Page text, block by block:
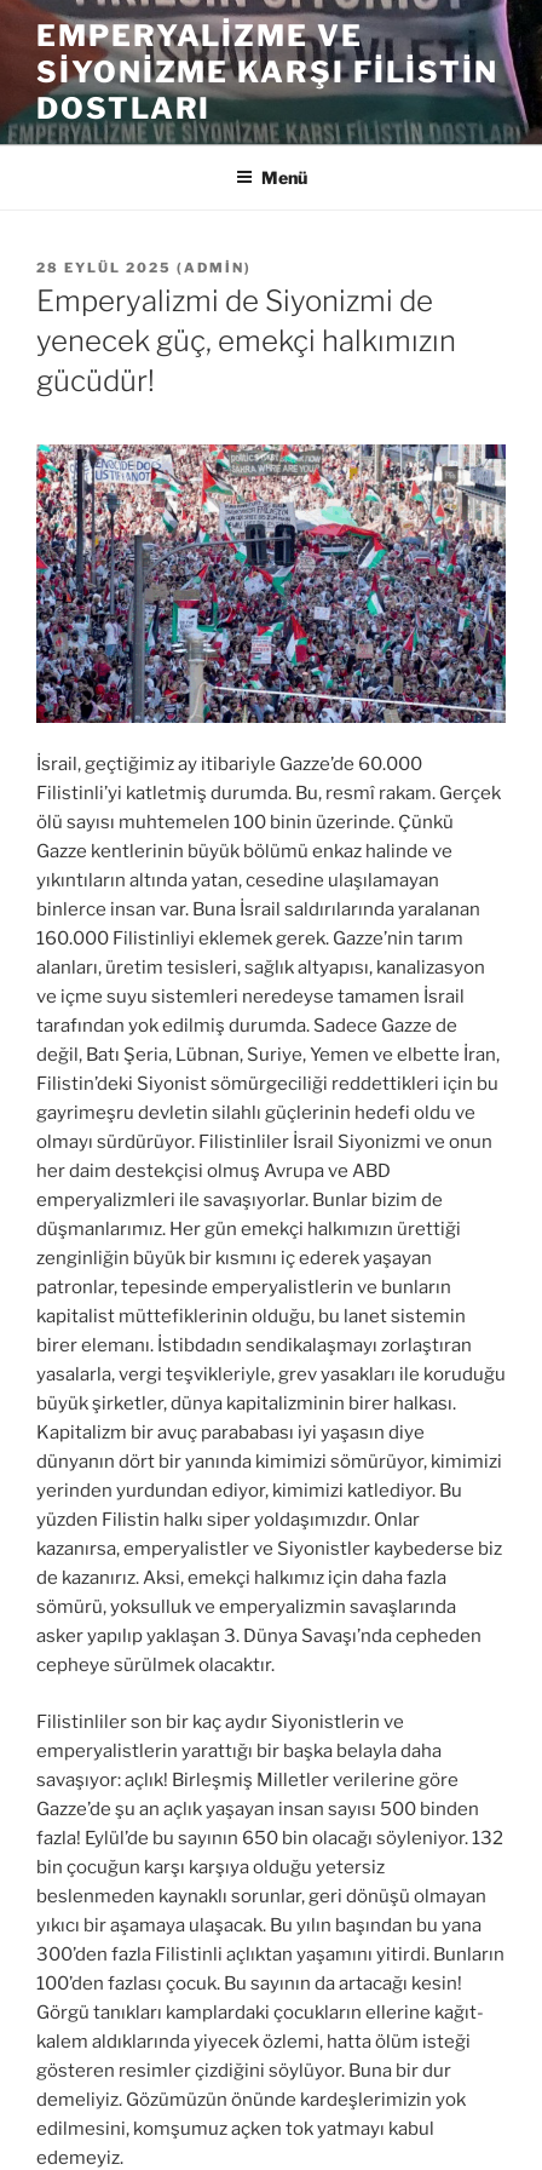
İçeriğe
EMPERYALIZME VE
SIYONIZME KARŞI FILISTIN
DOSTLARI
Menü
YAYIM
TARIHI
28 EYLÜL 2025 ( ADMIN)
Emperyalizmi de Siyonizmi de
yenecek güç, emekçi halkımızın
gücüdür!
İsrail, geçtiğimiz ay itibariyle Gazze’de 60.000
Filistinli’yi katletmiş durumda. Bu, resmî rakam. Gerçek
ölü sayısı muhtemelen 100 binin üzerinde. Çünkü
Gazze kentlerinin büyük bölümü enkaz halinde ve
yıkıntıların altında yatan, cesedine ulaşılamayan
binlerce insan var. Buna İsrail saldırılarında yaralanan
160.000 Filistinliyi eklemek gerek. Gazze’nin tarım
alanları, üretim tesisleri, sağlık altyapısı, kanalizasyon
ve içme suyu sistemleri neredeyse tamamen İsrail
tarafından yok edilmiş durumda. Sadece Gazze de
değil, Batı Şeria, Lübnan, Suriye, Yemen ve elbette İran,
Filistin’deki Siyonist sömürgeciliği reddettikleri için bu
gayrimeşru devletin silahlı güçlerinin hedefi oldu ve
olmayı sürdürüyor. Filistinliler İsrail Siyonizmi ve onun
her daim destekçisi olmuş Avrupa ve ABD
emperyalizmleri ile savaşıyorlar. Bunlar bizim de
düşmanlarımız. Her gün emekçi halkımızın ürettiği
zenginliğin büyük bir kısmını iç ederek yaşayan
patronlar, tepesinde emperyalistlerin ve bunların
kapitalist müttefiklerinin olduğu, bu lanet sistemin
birer elemanı. İstibdadın sendikalaşmayı zorlaştıran
yasalarla, vergi teşvikleriyle, grev yasakları ile koruduğu
büyük şirketler, dünya kapitalizminin birer halkası.
Kapitalizm bir avuç parababası iyi yaşasın diye
dünyanın dört bir yanında kimimizi sömürüyor, kimimizi
yerinden yurdundan ediyor, kimimizi katlediyor. Bu
yüzden Filistin halkı siper yoldaşımızdır. Onlar
kazanırsa, emperyalistler ve Siyonistler kaybederse biz
de kazanırız. Aksi, emekçi halkımız için daha fazla
sömürü, yoksulluk ve emperyalizmin savaşlarında
asker yapılıp yaklaşan 3. Dünya Savaşı’nda cepheden
cepheye sürülmek olacaktır.
Filistinliler son bir kaç aydır Siyonistlerin ve
emperyalistlerin yarattığı bir başka belayla daha
savaşıyor: açlık! Birleşmiş Milletler verilerine göre
Gazze’de şu an açlık yaşayan insan sayısı 500 binden
fazla! Eylül’de bu sayının 650 bin olacağı söyleniyor. 132
bin çocuğun karşı karşıya olduğu yetersiz
beslenmeden kaynaklı sorunlar, geri dönüşü olmayan
yıkıcı bir aşamaya ulaşacak. Bu yılın başından bu yana
300’den fazla Filistinli açlıktan yaşamını yitirdi. Bunların
100’den fazlası çocuk. Bu sayının da artacağı kesin!
Görgü tanıkları kamplardaki çocukların ellerine kağıt-
kalem aldıklarında yiyecek özlemi, hatta ölüm isteği
gösteren resimler çizdiğini söylüyor. Buna bir dur
demeliyiz. Gözümüzün önünde kardeşlerimizin yok
edilmesini, komşumuz açken tok yatmayı kabul
edemeyiz.